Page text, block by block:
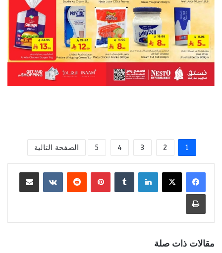
1
2
3
4
5 الصفحة التالية
لينكدإن بينتيريست مشاركة عبر البريد
طباعة
مقالات ذات صلة